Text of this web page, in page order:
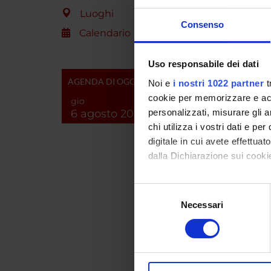
Consenso
Uso responsabile dei dati
Noi e i nostri 1022 partner
cookie per memorizzare e
personalizzati, misurare gli
chi utilizza i vostri dati e per
digitale in cui avete
dalla Dichiarazione sui
Con il tuo consenso,
raccogliere
digitali).
modificare o ritirare il tuo
Necessari
Luoghi
Calendario
AGENDA DI OGGI
gio
6 agosto 2026
Tale
che un
le
vita
di